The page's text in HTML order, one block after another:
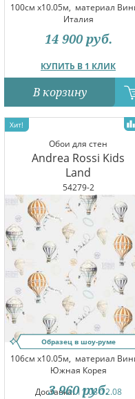
100см x10.05м, материал
Италия
КУПИТЬ В 1 КЛИК
14 900 руб.
В корзину
Обои для стен
Andrea Rossi Kids
Land
54279-2
Образец в шоу-руме
106см x10.05м, материал
Южная Корея
Доставка:11.08-12.08
3 960 руб.